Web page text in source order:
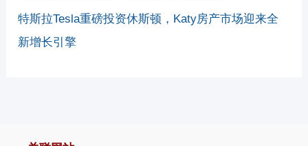
特斯拉Tesla重磅投资休斯顿，Katy房产市场迎来全
新增长引擎